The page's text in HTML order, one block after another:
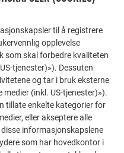
til å registrere
opplevelse
som skal forbedre kvaliteten
tjenester)»). Dessuten
og tar i bruk eksterne
(inkl. US-tjenester)»).
tillate enkelte kategorier for
eller akseptere alle
informasjonskapslene
som har hovedkontor i